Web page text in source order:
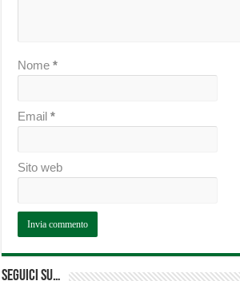
Nome*
Email*
Sito web
Seguici su…